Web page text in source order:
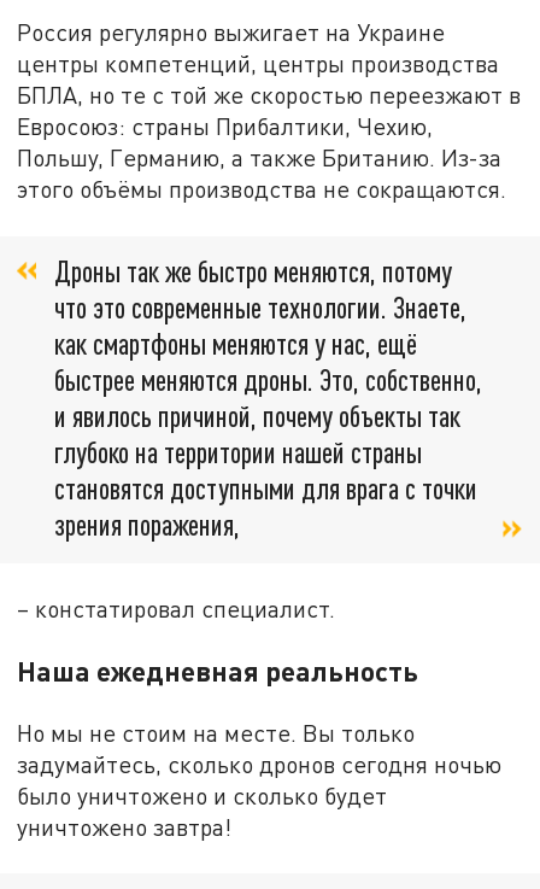
Россия регулярно выжигает на Украине
центры компетенций, центры производства
БПЛА, но те с той же скоростью переезжают в
Евросоюз: страны Прибалтики, Чехию,
Польшу, Германию, а также Британию. Из-за
этого объёмы производства не сокращаются.
Дроны так же быстро меняются, потому
что это современные технологии. Знаете,
как смартфоны меняются у нас, ещё
быстрее меняются дроны. Это, собственно,
и явилось причиной, почему объекты так
глубоко на территории нашей страны
становятся доступными для врага с точки
зрения поражения,
– констатировал специалист.
Наша ежедневная реальность
Но мы не стоим на месте. Вы только
задумайтесь, сколько дронов сегодня ночью
было уничтожено и сколько будет
уничтожено завтра!